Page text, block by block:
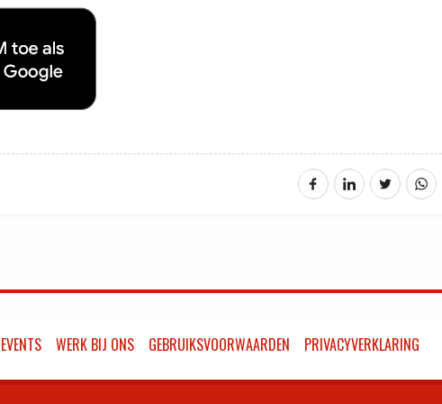
EVENTS WERK BIJ ONS GEBRUIKSVOORWAARDEN PRIVACYVERKLARING